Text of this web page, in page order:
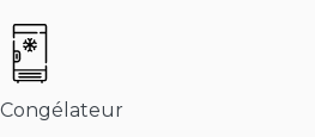
Congélateur